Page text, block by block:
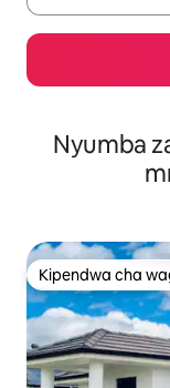
Nyumba
Kipendwa cha
Kipendwa cha